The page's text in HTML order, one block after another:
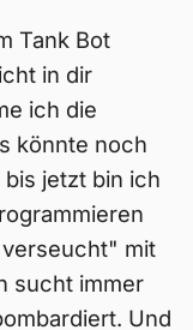
Tank Bot
in dir
ich die
könnte noch
jetzt bin ich
mit
sucht immer
Und